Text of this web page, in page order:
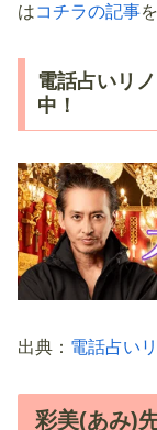
はコチラの記事
電話占いリ
中！
出典： 電話占い
彩美(あみ)